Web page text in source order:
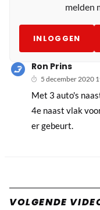
melden
INLOGGEN
Ron Prins
5 december 2020
Met 3 auto's
4e naast vlak
er gebeurt.
VOLGENDE